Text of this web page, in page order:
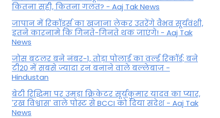
कितना सही, कितना गलत? - Aaj Tak News
जापान में रिकॉर्ड्स का खजाना लेकर उतरेंगे वैभव सूर्यवंशी,
इतने कारनामे कि गिनते-गिनते थक जाएंगे! - Aaj Tak
News
जोस बटलर बने नंबर-1, तोड़ा पोलार्ड का वर्ल्ड रिकॉर्ड; बने
टी20 में सबसे ज्यादा रन बनाने वाले बल्लेबाज -
Hindustan
बेटी र‍िद्ध‍िमा पर उमड़ा क्रिकेटर सूर्यकुमार यादव का प्यार,
'रख विश्वास' वाले पोस्ट से BCCI को दिया संदेश - Aaj Tak
News